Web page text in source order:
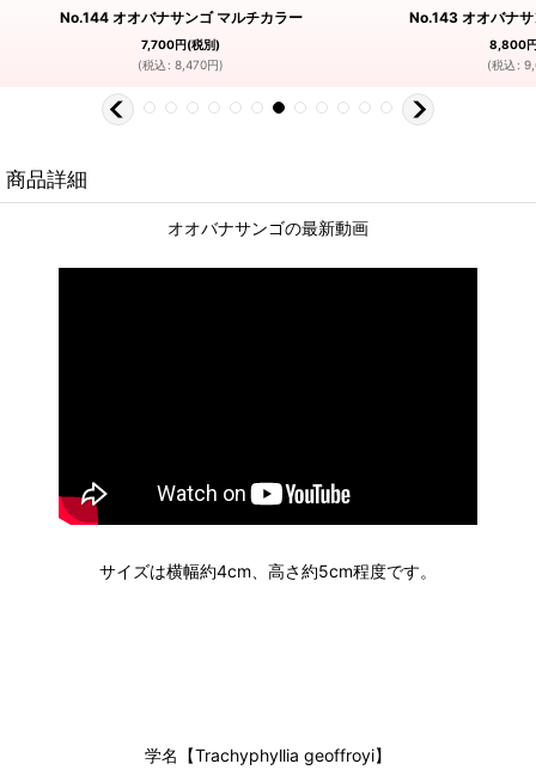
No.144 オオバナサンゴ マルチカラー
7,700円(税別)
(税込 : 8,470円)
No.143 オオバナ
8,800
(税込 :
商品詳細
オオバナサンゴの最新動画
サイズは横幅約4cm、高さ約5cm程度です。
学名【Trachyphyllia geoffroyi】